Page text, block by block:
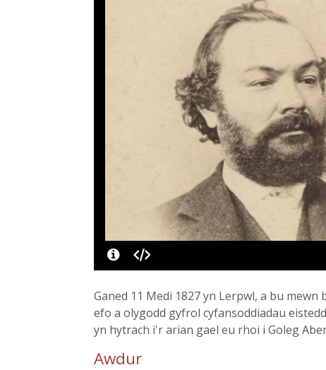
Ganed 11 Medi 1827 yn Lerpwl, a bu
efo a olygodd gyfrol cyfansoddiadau
yn hytrach i'r arian gael eu rhoi i Goleg
Awdur